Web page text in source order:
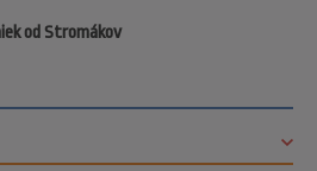
od Stromákov